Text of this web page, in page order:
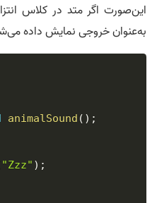
این‌صورت اگر متد در کلاس
به‌عنوان خروجی نمایش داده
animalSound ( ) ;
"Zzz" ) ;